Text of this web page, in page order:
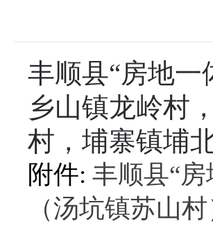
丰顺县“房地
乡山镇龙岭村
村，埔寨镇埔
附件: 丰顺县“
（汤坑镇苏山